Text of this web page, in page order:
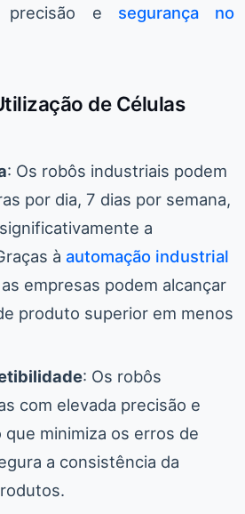
precisão e segurança no
de Células
: Os robôs industriais podem
por dia, 7 dias por semana,
a
à automação industrial
empresas podem alcançar
produto superior em menos
: Os robôs
com elevada precisão e
minimiza os erros de
a consistência da